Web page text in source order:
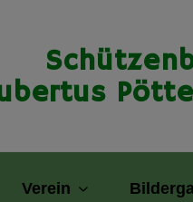
Verein